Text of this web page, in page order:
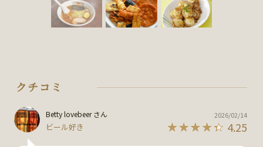
クチコミ
Betty lovebeer さん
ビール好き 4.25
2026/02/14